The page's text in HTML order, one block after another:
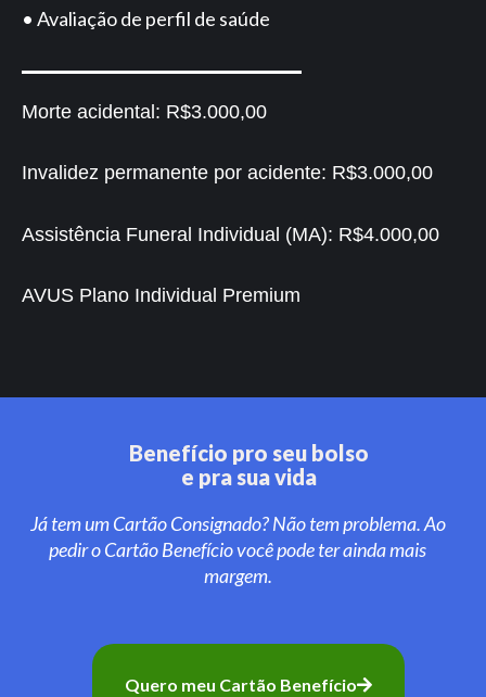
• Avaliação de perfil de saúde
Morte acidental: R$3.000,00
Invalidez permanente por acidente: R$3.000,00
Assistência Funeral Individual (MA): R$4.000,00
AVUS Plano Individual Premium
Benefício pro seu bolso
e pra sua vida
Já tem um Cartão Consignado? Não tem problema. Ao
pedir o Cartão Benefício você pode ter ainda mais
margem.
Quero meu Cartão Benefício